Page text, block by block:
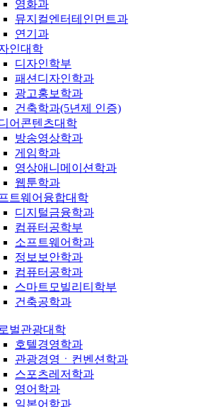
영화과
뮤지컬엔터테인먼트과
연기과
인대학
디자인학부
패션디자인학과
광고홍보학과
건축학과(5년제 인증)
어콘텐츠대학
방송영상학과
게임학과
영상애니메이션학과
웹툰학과
트웨어융합대학
디지털금융학과
컴퓨터공학부
소프트웨어학과
정보보안학과
컴퓨터공학과
스마트모빌리티학부
건축공학과
벌관광대학
호텔경영학과
관광경영ㆍ컨벤션학과
스포츠레저학과
영어학과
일본어학과